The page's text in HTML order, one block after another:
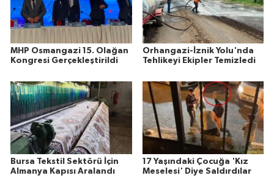
MHP Osmangazi 15. Olağan
Kongresi Gerçekleştirildi
Orhangazi-İznik Yolu'nda
Tehlikeyi Ekipler Temizledi
Bursa Tekstil Sektörü İçin
Almanya Kapısı Aralandı
17 Yaşındaki Çocuğa 'Kız
Meselesi' Diye Saldırdılar